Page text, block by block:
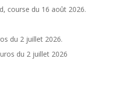
course du 16 août 2026.
du 2 juillet 2026.
du 2 juillet 2026